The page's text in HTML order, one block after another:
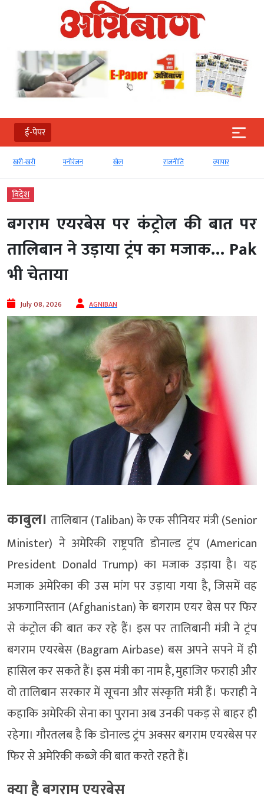
ई-पेपर
खरी-खरी मनोरंजन खेल राजनीति व्‍यापार
विदेश
बगराम एयरबेस पर कंट्रोल की बात पर
तालिबान ने उड़ाया ट्रंप का मजाक… Pak
भी चेताया
July 08, 2026 AGNIBAN
काबुल। तालिबान (Taliban) के एक सीनियर मंत्री (Senior
Minister) ने अमेरिकी राष्ट्रपति डोनाल्ड ट्रंप (American
President Donald Trump) का मजाक उड़ाया है। यह
मजाक अमेरिका की उस मांग पर उड़ाया गया है, जिसमें वह
अफगानिस्तान (Afghanistan) के बगराम एयर बेस पर फिर
से कंट्रोल की बात कर रहे हैं। इस पर तालिबानी मंत्री ने ट्रंप
बगराम एयरबेस (Bagram Airbase) बस अपने सपने में ही
हासिल कर सकते हैं। इस मंत्री का नाम है, मुहाजिर फराही और
वो तालिबान सरकार में सूचना और संस्कृति मंत्री हैं। फराही ने
कहाकि अमेरिकी सेना का पुराना अब उनकी पकड़ से बाहर ही
रहेगा। गौरतलब है कि डोनाल्ड ट्रंप अक्सर बगराम एयरबेस पर
फिर से अमेरिकी कब्जे की बात करते रहते हैं।
क्या है बगराम एयरबेस